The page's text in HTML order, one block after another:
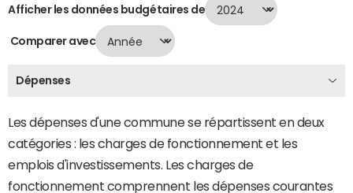
Afficher les données budgétaires de
Comparer avec
Dépenses
Les dépenses d'une commune se répartissent en deux
catégories : les charges de fonctionnement et les
emplois d'investissements. Les charges de
fonctionnement comprennent les dépenses courantes